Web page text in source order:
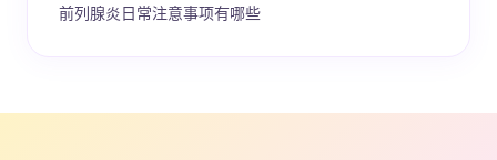
前列腺炎日常注意事项有哪些